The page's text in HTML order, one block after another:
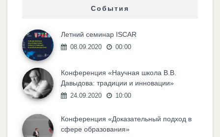
События
Летний семинар ISCAR
08.09.2020 00:00
Конференция «Научная школа В.В.
Давыдова: традиции и инновации»
24.09.2020 10:00
Конференция «Доказательный подход в
сфере образования»